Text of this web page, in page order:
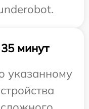
минут
указанному